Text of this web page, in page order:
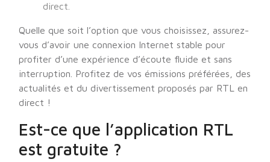
direct.
Quelle que soit l’option que vous choisissez, assurez-
vous d’avoir une connexion Internet stable pour
profiter d’une expérience d’écoute fluide et sans
interruption. Profitez de vos émissions préférées, des
actualités et du divertissement proposés par RTL en
direct !
Est-ce que l’application RTL
est gratuite ?